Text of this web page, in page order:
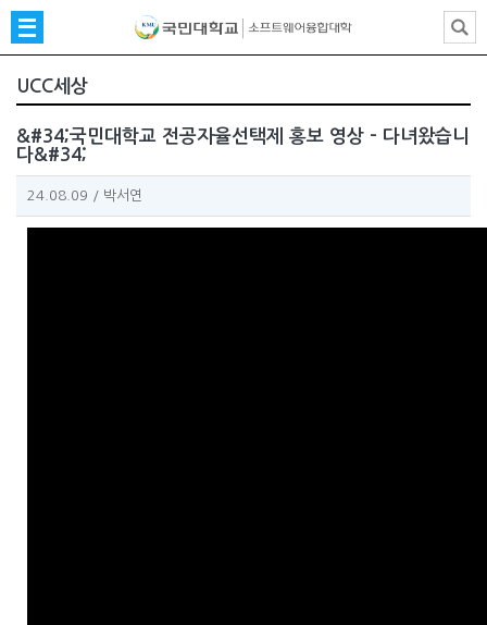
UCC세상
&#34;국민대학교 전공자율선택제 홍보 영상 - 다녀왔습니
다&#34;
24.08.09 / 박서연